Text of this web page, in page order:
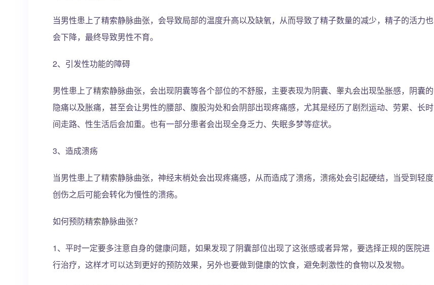
当男性患上了精索静脉曲张，会导致局部的温度升高以及缺氧，从而导致了精子数量的减少，精子的活力也
会下降，最终导致男性不育。
2、引发性功能的障碍
男性患上了精索静脉曲张，会出现阴囊等各个部位的不舒服，主要表现为阴囊、睾丸会出现坠胀感，阴囊的
隐痛以及胀痛，甚至会让男性的腰部、腹股沟处和会阴部出现疼痛感，尤其是经历了剧烈运动、劳累、长时
间走路、性生活后会加重。也有一部分患者会出现全身乏力、失眠多梦等症状。
3、造成溃疡
当男性患上了精索静脉曲张，神经末梢处会出现疼痛感，从而造成了溃疡，溃疡处会引起硬结，当受到轻度
创伤之后可能会转化为慢性的溃疡。
如何预防精索静脉曲张？
1、平时一定要多注意自身的健康问题，如果发现了阴囊部位出现了这张感或者异常，要选择正规的医院进
行治疗，这样才可以达到更好的预防效果，另外也要做到健康的饮食，避免刺激性的食物以及发物。